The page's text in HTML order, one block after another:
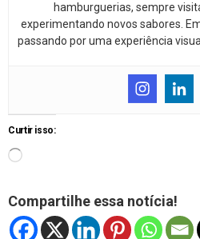
hamburguerias, sempre
experimentando novos sabores.
passando por uma experiência
Curtir isso:
Compartilhe essa notícia!